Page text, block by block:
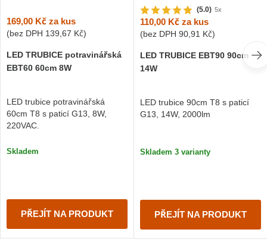
169,00 Kč za kus
(bez DPH 139,67 Kč)
LED TRUBICE potravinářská
EBT60 60cm 8W
LED trubice potravinářská
60cm T8 s paticí G13, 8W,
220VAC.
Skladem
PŘEJÍT NA PRODUKT
(5.0) 5x
110,00 Kč za kus
(bez DPH 90,91 Kč)
LED TRUBICE EBT90 90cm
14W
LED trubice 90cm T8 s paticí
G13, 14W, 2000lm
Skladem 3 varianty
PŘEJÍT NA PRODUKT